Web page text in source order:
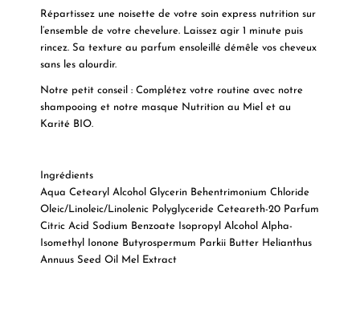
Répartissez une noisette de votre soin express nutrition sur
l’ensemble de votre chevelure. Laissez agir 1 minute puis
rincez. Sa texture au parfum ensoleillé démêle vos cheveux
sans les alourdir.
Notre petit conseil : Complétez votre routine avec notre
shampooing et notre masque Nutrition au Miel et au
Karité BIO.
Ingrédients
Aqua Cetearyl Alcohol Glycerin Behentrimonium Chloride
Oleic/Linoleic/Linolenic Polyglyceride Ceteareth-20 Parfum
Citric Acid Sodium Benzoate Isopropyl Alcohol Alpha-
Isomethyl Ionone Butyrospermum Parkii Butter Helianthus
Annuus Seed Oil Mel Extract